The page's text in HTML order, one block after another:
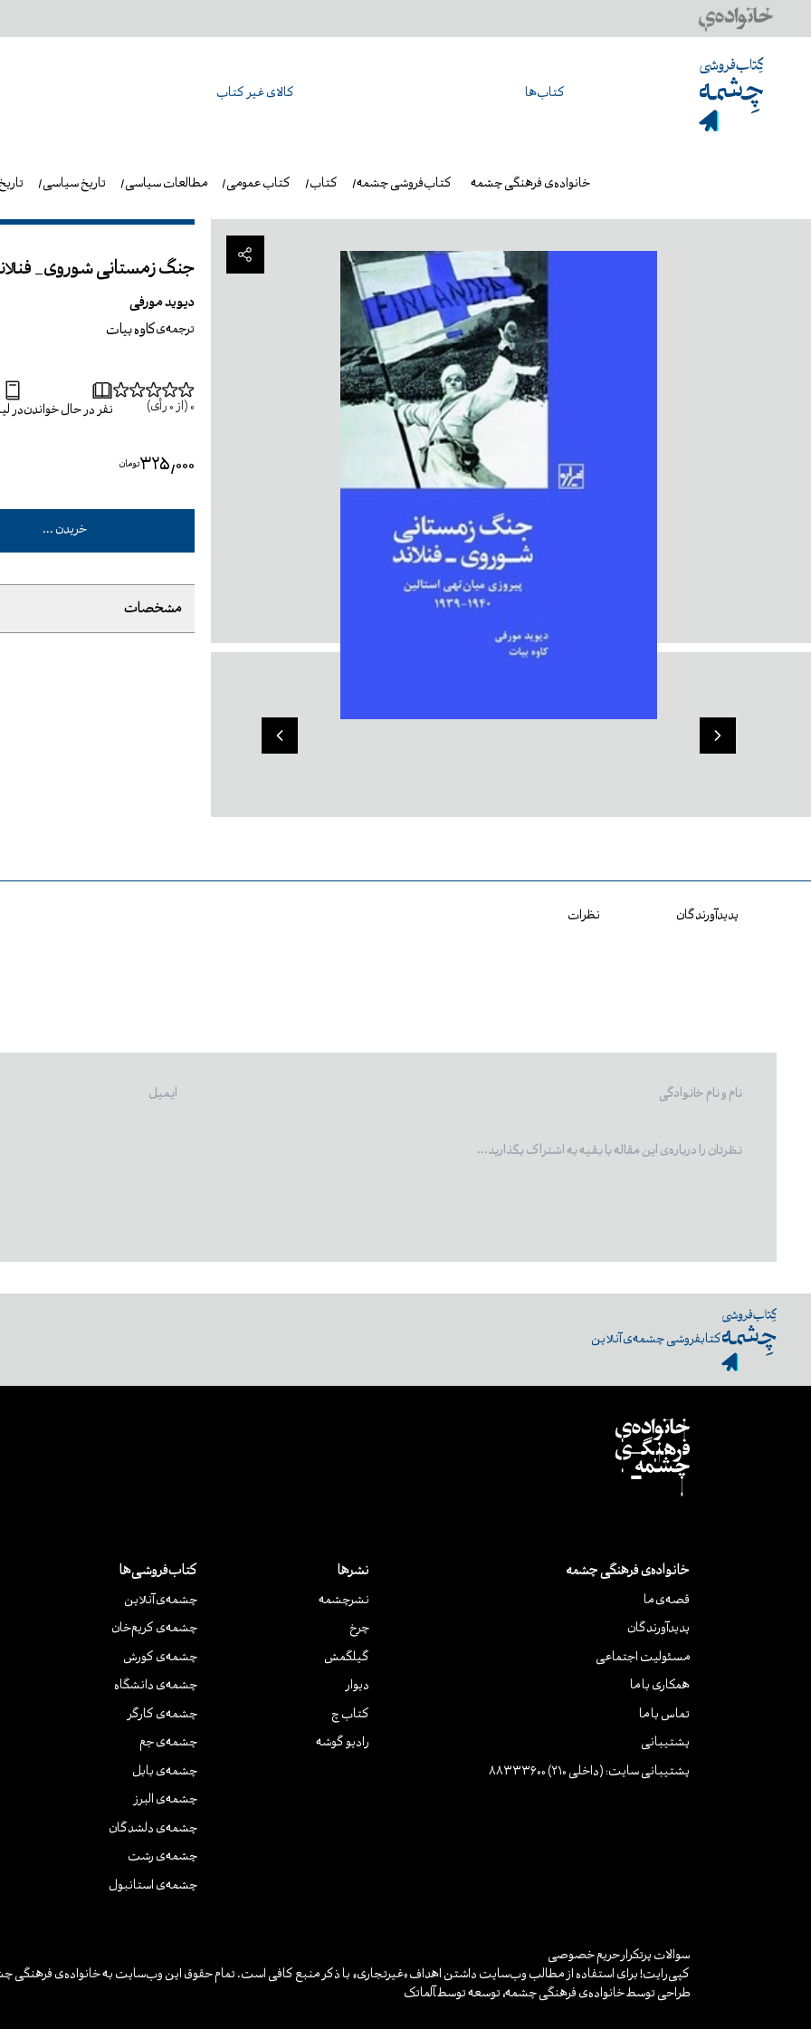
کتاب‌ها کالای غیر کتاب
تاریخ سیاسی مطالعات سیاسی کتاب عمومی کتاب کتاب‌فروشی چشمه خانواده‌ی فرهنگی چشمه
جنگ زمستانی شوروی_
دیوید مورفی
ترجمه‌یکاوه بیات
0 (از 0 رأی) نفر در حال خواندندر
۳۲۵٬۰۰۰تومان
خریدن ...
مشخصات
پدیدآورندگان نظرات
کتابفروشی چشمه‌ی آنلاین
خانواده‌ی فرهنگی چشمه
قصه‌ی ما
پدیدآورندگان
مسئولیت اجتماعی
همکاری با ما
تماس با ما
پشتیبانی
پشتیبانی سایت: (داخلی 210) 88333600
نشرها
نشر‌چشمه
چرخ
گیلگمش
دیوار
کتاب چ
رادیو گوشه
کتاب‌فروشی‌ها
چشمه‌ی آنلاین
چشمه‌ی کریم‌خان
چشمه‌ی کورش
چشمه‌ی دانشگاه
چشمه‌ی کارگر
چشمه‌ی جم
چشمه‌ی بابل
چشمه‌ی البرز
چشمه‌ی دلشدگان
چشمه‌ی رشت
چشمه‌ی استانبول
سوالات پرتکرارحریم خصوصی
کپی‌رایت! برای استفاده از مطالب وب‌سایت داشتن اهداف «غیرتجاری» با ذکر منبع کافی است. تمام حقوق این وب‌سایت به خانواده‌ی فرهنگی
طراحی توسط خانواده‌ی فرهنگی چشمه، توسعه توسط آلماتک